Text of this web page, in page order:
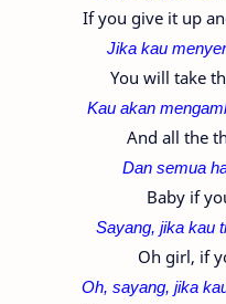
If you give it up
Jika kau
You will take
Kau akan
And all the
Dan semua
Baby if
Sayang, jika kau
Oh girl, if
Oh, sayang, jika